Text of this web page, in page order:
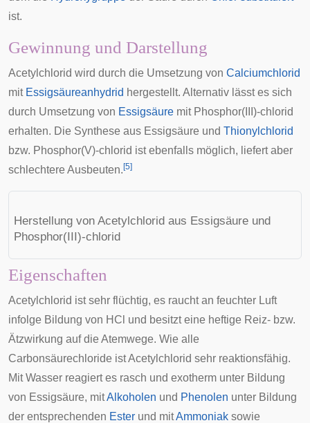
ist.
Gewinnung und Darstellung
Acetylchlorid wird durch die Umsetzung von Calciumchlorid
mit Essigsäureanhydrid hergestellt. Alternativ lässt es sich
durch Umsetzung von Essigsäure mit Phosphor(III)-chlorid
erhalten. Die Synthese aus Essigsäure und Thionylchlorid
bzw. Phosphor(V)-chlorid ist ebenfalls möglich, liefert aber
schlechtere Ausbeuten. [5]
Herstellung von Acetylchlorid aus Essigsäure und
Phosphor(III)-chlorid
Eigenschaften
Acetylchlorid ist sehr flüchtig, es raucht an feuchter Luft
infolge Bildung von HCl und besitzt eine heftige Reiz- bzw.
Ätzwirkung auf die Atemwege. Wie alle
Carbonsäurechloride ist Acetylchlorid sehr reaktionsfähig.
Mit Wasser reagiert es rasch und exotherm unter Bildung
von Essigsäure, mitAlkoholen und Phenolen unter Bildung
der entsprechenden Ester und mitAmmoniak sowie